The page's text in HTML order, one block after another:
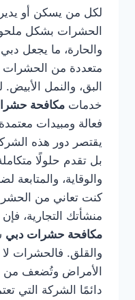
لكل من يسكن أو يدير
الحشرات بشكل
والحارة، ما يجعل
متعددة من الحشرات
البق، والنمل
خدمات مكافحة
فعالة ومبيدات
يقتصر دور هذه
بل تقدم حلولًا
والوقاية، والمتابعة
كنت تعاني من
منشأتك التجارية،
مكافحة حشرات دبي
والقلق. فالحشرات
الأمراض وتُضعف من
دائمًا الشركة التي